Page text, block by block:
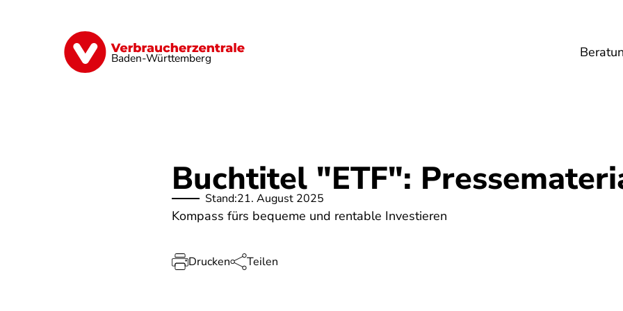
Baden-Württemberg
Geld & Versicherungen Digitales
Buchtitel "ETF":
Stand:21. August 2025
Kompass fürs bequeme und rentable Investieren
Drucken Teilen